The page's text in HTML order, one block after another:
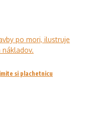
si plachetnicu